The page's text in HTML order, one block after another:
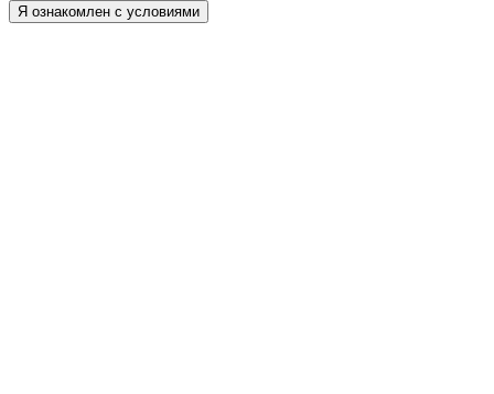
Я ознакомлен с условиями